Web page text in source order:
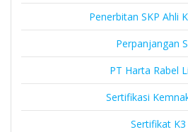
Penerbitan SKP Ahli
Perpanjangan
PT Harta Rabel
Sertifikasi
Sertifikat K3